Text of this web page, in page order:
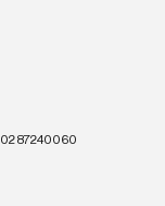
87240060